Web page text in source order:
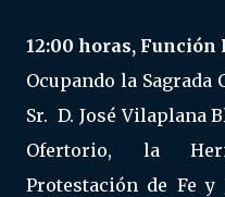
12:00 horas,
Ocupando la Sagrada
Sr. D. José Vilaplana
Ofertorio, la
Protestación de Fe y